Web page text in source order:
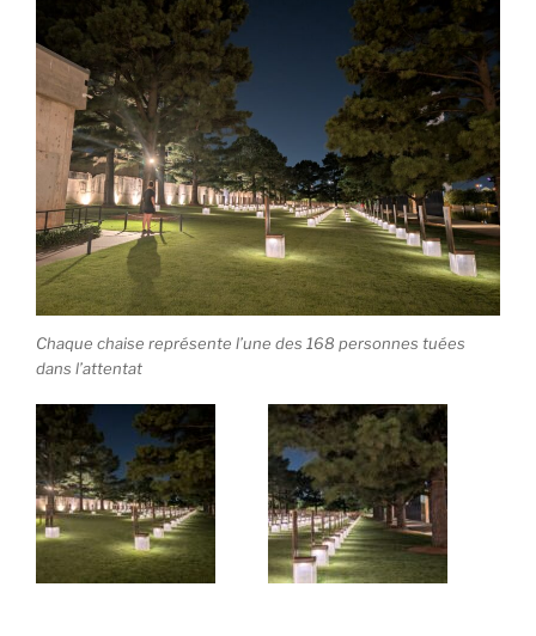
Chaque chaise représente l’une des 168 personnes tuées
dans l’attentat